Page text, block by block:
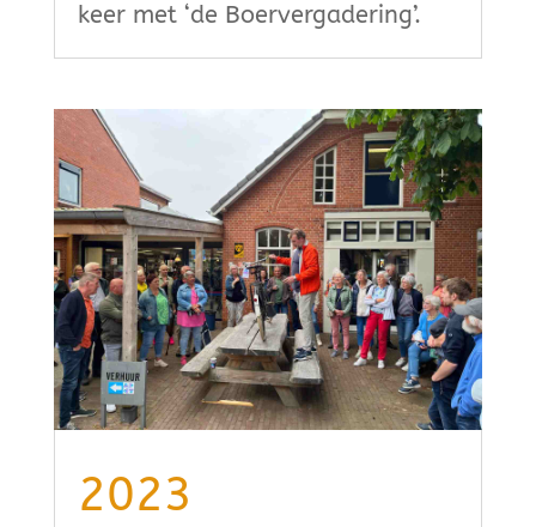
keer met ‘de Boervergadering’.
2023